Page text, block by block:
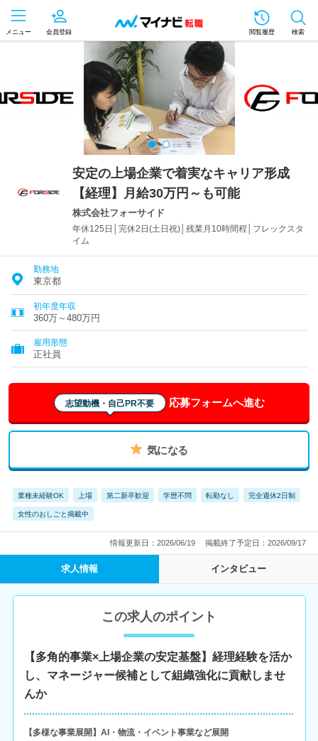
メニュー 会員登録 閲覧履歴 検索
安定の上場企業で着実なキャリア形成
【経理】月給30万円～も可能
株式会社フォーサイド
年休125日│完休2日(土日祝)│残業月10時間程│フレックスタ
イム
勤務地
東京都
初年度年収
360万～480万円
雇用形態
正社員
志望動機・自己PR不要 応募フォームへ進む
気になる
業種未経験OK 上場 第二新卒歓迎 学歴不問 転勤なし 完全週休2日制
女性のおしごと掲載中
情報更新日：2026/06/19 掲載終了予定日：2026/09/17
求人情報 インタビュー
この求人のポイント
【多角的事業×上場企業の安定基盤】経理経験を活か
し、マネージャー候補として組織強化に貢献しませ
んか
【多様な事業展開】AI・物流・イベント事業など展開